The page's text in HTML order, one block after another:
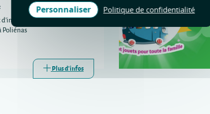
d'information sur les droits et la
Poliénas
Plus d'infos
Personnaliser
Politique de confidentialité